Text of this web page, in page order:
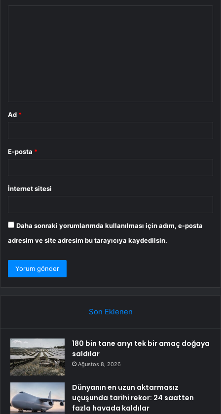
Ad *
E-posta *
İnternet sitesi
Daha sonraki yorumlarımda kullanılması için adım, e-posta
adresim ve site adresim bu tarayıcıya kaydedilsin.
Son Eklenen
180 bin tane arıyı tek bir amaç doğaya
saldılar
Ağustos 8, 2026
Dünyanın en uzun aktarmasız
uçuşunda tarihi rekor: 24 saatten
fazla havada kaldılar